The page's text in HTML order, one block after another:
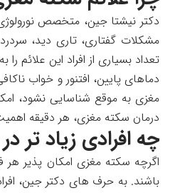
دکتر نیشتا جین، متخصص
مشکلات گفتاری، تاری دید،
تعداد بسیاری از افراد این
دماهای پایین، افتنور و خواب
مغزی به موقع شناسایی نشود،
درمان سکته مغزی، هر دقیقه
چه افرادی زیاد تر
اگرچه سکته مغزی امکان پذیر
باشند. به حرف های دکتر جین،